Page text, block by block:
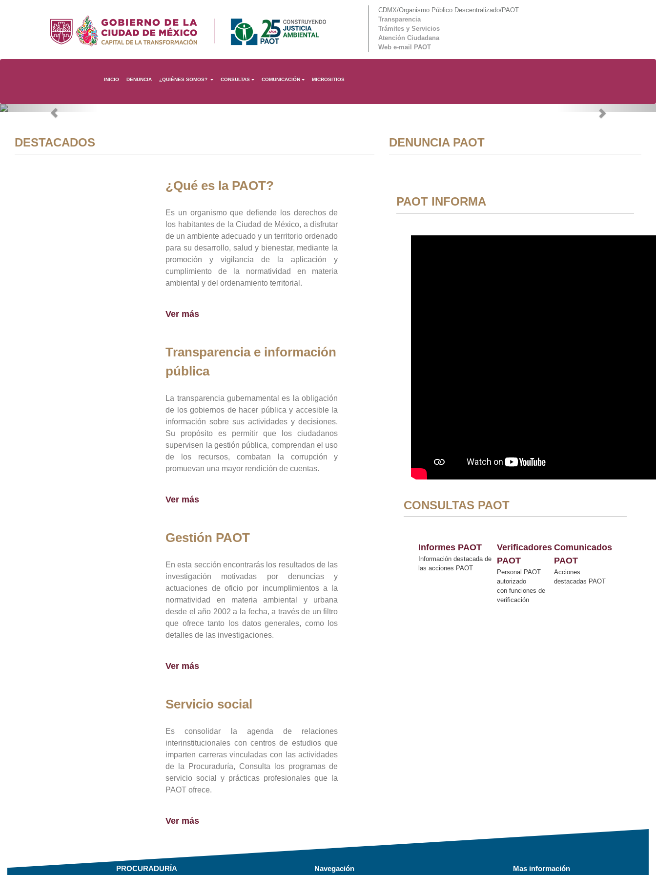
CDMX/Organismo Público Descentralizado/PAOT
Transparencia
Trámites y Servicios
Atención Ciudadana
Web e-mail PAOT
INICIO DENUNCIA ¿QUIÉNES SOMOS? CONSULTAS COMUNICACIÓN MICROSITIOS
Previous Next
DESTACADOS
¿Qué es la PAOT?
Es un organismo que defiende los derechos de
los habitantes de la Ciudad de México, a disfrutar
de un ambiente adecuado y un territorio ordenado
para su desarrollo, salud y bienestar, mediante la
promoción y vigilancia de la aplicación y
cumplimiento de la normatividad en materia
ambiental y del ordenamiento territorial.
Ver más
Transparencia e información
pública
La transparencia gubernamental es la obligación
de los gobiernos de hacer pública y accesible la
información sobre sus actividades y decisiones.
Su propósito es permitir que los ciudadanos
supervisen la gestión pública, comprendan el uso
de los recursos, combatan la corrupción y
promuevan una mayor rendición de cuentas.
Ver más
Gestión PAOT
En esta sección encontrarás los resultados de las
investigación motivadas por denuncias y
actuaciones de oficio por incumplimientos a la
normatividad en materia ambiental y urbana
desde el año 2002 a la fecha, a través de un filtro
que ofrece tanto los datos generales, como los
detalles de las investigaciones.
Ver más
Servicio social
Es consolidar la agenda de relaciones
interinstitucionales con centros de estudios que
imparten carreras vinculadas con las actividades
de la Procuraduría, Consulta los programas de
servicio social y prácticas profesionales que la
PAOT ofrece.
Ver más
DENUNCIA PAOT
PAOT INFORMA
CONSULTAS PAOT
Informes PAOT
Información destacada de
las acciones PAOT
Verificadores
PAOT
Personal PAOT
autorizado
con funciones de
verificación
Comunicados
PAOT
Acciones
destacadas PAOT
PROCURADURÍA Navegación Mas información